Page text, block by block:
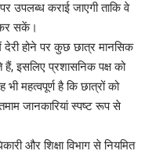
उपलब्ध कराई जाएगी ताकि वे
कर सकें।
देरी होने पर कुछ छात्र मानसिक
इसलिए प्रशासनिक पक्ष को
भी महत्वपूर्ण है कि छात्रों को
जानकारियां स्पष्ट रूप से
और शिक्षा विभाग से नियमित